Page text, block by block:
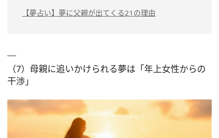
【夢占い】夢に父親が出てくる21の理由
（7）母親に追いかけられる夢は「年上女性からの
干渉」